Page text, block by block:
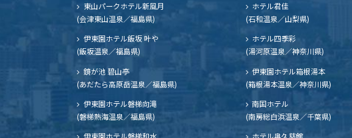
東山パークホテル新風月
(会津東山温泉／福島県)
伊東園ホテル飯坂 叶や
(飯坂温泉／福島県)
鏡が池 碧山亭
(あだたら高原岳温泉／福島県)
伊東園ホテル磐梯向滝
(磐梯熱海温泉／福島県)
伊東園ホテル磐梯和水
ホテル君佳
(石和温泉／山梨県)
ホテル四季彩
(湯河原温泉／神奈川県)
伊東園ホテル箱根湯本
(箱根湯本温泉／神奈川県)
南国ホテル
(南房総白浜温泉／千葉県)
ホテル奥久慈館